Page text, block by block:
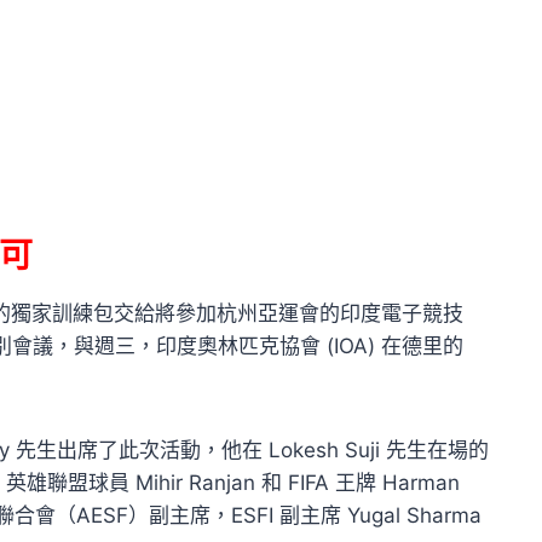
家訓練包交給將參加杭州亞運會的印度電子競技
議，與週三，印度奧林匹克協會 (IOA) 在德里的
生出席了此次活動，他在 Lokesh Suji 先生在場的
雄聯盟球員 Mihir Ranjan 和 FIFA 王牌 Harman
會（AESF）副主席，ESFI 副主席 Yugal Sharma